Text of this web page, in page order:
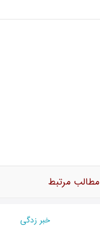
مطالب مرتبط
خبر زدگی